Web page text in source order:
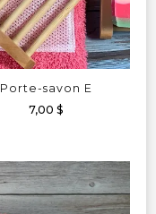
Porte-savon E
7,00 $